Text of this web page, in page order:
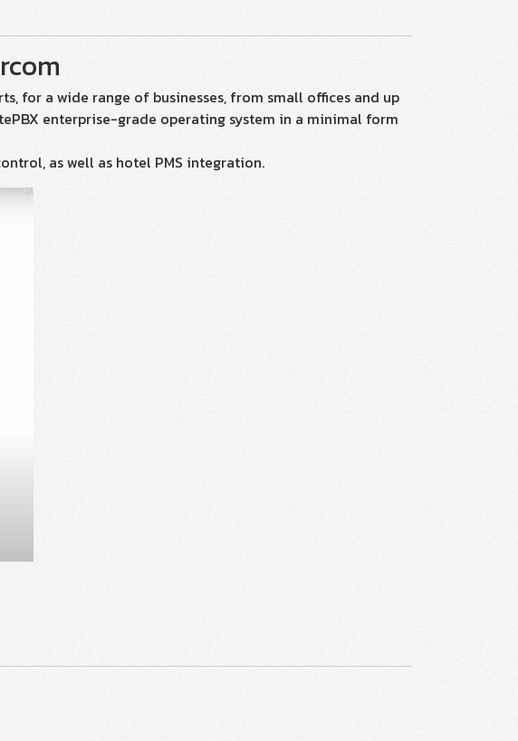
for a wide range of businesses, from small offices and up
enterprise-grade operating system in a minimal form
as well as hotel PMS integration.